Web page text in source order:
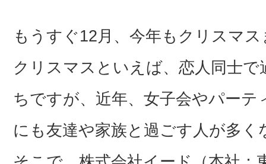
もうすぐ12月、今年もクリスマ
クリスマスといえば、恋人同士
ちですが、近年、女子会やパー
にも友達や家族と過ごす人が多